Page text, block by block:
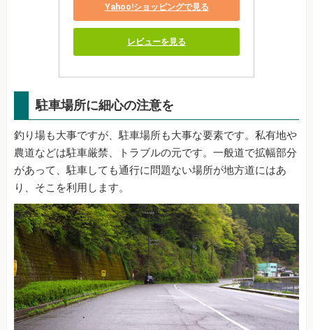
Yahoo!ショッピングで見る
レビューを見る
駐車場所に細心の注意を
釣り場も大事ですが、駐車場所も大事な要素です。私有地や
農道などは駐車厳禁、トラブルの元です。一般道で拡幅部分
があって、駐車しても通行に問題ない場所が地方道にはあ
り、そこを利用します。